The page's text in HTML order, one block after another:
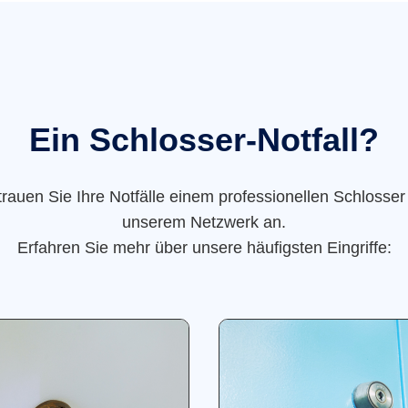
Ein Schlosser-Notfall?
Sie Ihre Notfälle einem professionellen
unserem Netzwerk an.
Erfahren Sie mehr über unsere häufigsten Eingriffe: